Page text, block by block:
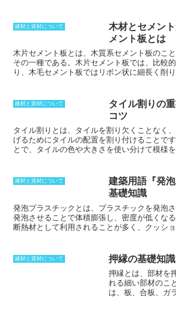
実際には5分というのはひとつの目安であり、
があるのが現状です。
建材と資材について
木材とセメン
メント板とは
木片セメント板とは、木質系セメント板のこと
その一種である。木片セメント板では、比較
り、木毛セメント板ではリボン状に細長く削
う、お互いの欠点を補っている。木片セメン
化させることができ、それぞれの特性を前面
る。また、間伐材を使うことができるうえ、
ないため、ホルムアルデヒドなどの問題がな
ちながら、脱臭性も持っており、軽量にする
単に加工することもできることから施工性も
建材と資材について
タイル割りの
コツ
タイル割りとは、タイルを割り欠くことなく
げるためにタイルの配置を割り付けることで
とで、タイルの色や大きさを使い分けて模様
イルの無駄をなくすこともできます。タイル
やコンセント、照明器具などとの位置関係も
す。また、タイルの色や大きさを使い分けて
模様が完成したときにどのような見え方にな
ら、タイルの配置を割り付ける必要がありま
建材と資材について
建築用語『発
基礎知識
発泡プラスチックとは、プラスチックを発泡
発泡させることで体積膨張し、密度が低くな
断熱材として利用されることが多く、クッシ
すが、基本的には合成樹脂の特性を生かした
技術の進歩とともに、発泡ウレタンや発泡ス
るようになっていきます。材料を発泡させる
単価は下がっていくことになるため、安価で
く作られてきました。建築だけではなく、包
建材と資材について 押縁の基礎知識
押縁とは、部材を
れる細い部材のこ
は、板、合板、ガ